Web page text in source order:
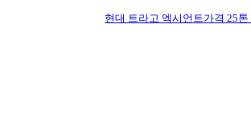
현대 트라고 엑시언트가격 25